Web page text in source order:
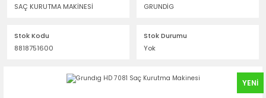
SAÇ KURUTMA MAKİNESİ
GRUNDİG
Stok Kodu
8818751600
Stok Durumu
Yok
YENİ